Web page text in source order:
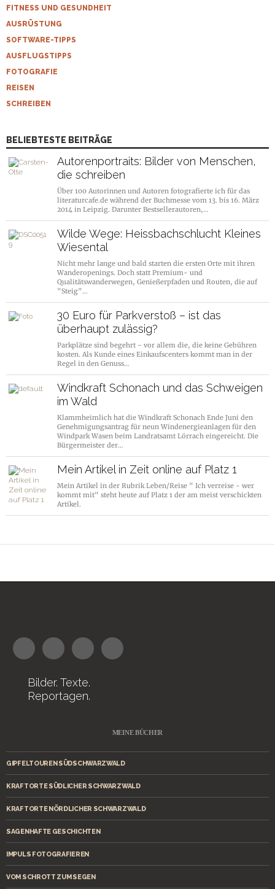
FITNESS UND GESUNDHEIT
AUSRÜSTUNG
SOFTWARE-TIPPS
AUSFLUGSTIPPS
FOTOGRAFIE
REISEN
SCHREIBEN
BELIEBTESTE BEITRÄGE
Autorenportraits: Bilder von Menschen,
die schreiben
Über 100 Autorinnen und Autoren fotografierte ich für das
literaturcafe.de während der Buchmesse vom 13. bis 16. März
2014 in Leipzig. Darunter Bestsellerautoren,…
Wilde Wege: Heissbachschlucht Kleines
Wiesental
Nicht mehr lange und bald starten die ersten Orte mit ihren
Wanderopenings. Doch statt Premium- und
Qualitätswanderwegen, Genießerpfaden und Routen, die auf
"Steig"…
30 Euro für Parkverstoß – ist das
überhaupt zulässig?
Parkplätze sind begehrt - vor allem die, die keine Gebühren
kosten. Als Kunde eines Einkaufscenters kommt man in der
Regel in den Genuss…
Windkraft Schonach und das Schweigen
im Wald
Klammheimlich hat die Windkraft Schonach Ende Juni den
Genehmigungsantrag für neun Windenergieanlagen für den
Windpark Wasen beim Landratsamt Lörrach eingereicht. Die
Bürgermeister der…
Mein Artikel in Zeit online auf Platz 1
Mein Artikel in der Rubrik Leben/Reise " Ich verreise - wer
kommt mit" steht heute auf Platz 1 der am meist verschickten
Artikel.
Bilder. Texte.
Reportagen.
MEINE BÜCHER
GIPFELTOUREN SÜDSCHWARZWALD
KRAFTORTE SÜDLICHER SCHWARZWALD
KRAFTORTE NÖRDLICHER SCHWARZWALD
SAGENHAFTE GESCHICHTEN
IMPULS FOTOGRAFIEREN
VOM SCHROTT ZUM SEGEN